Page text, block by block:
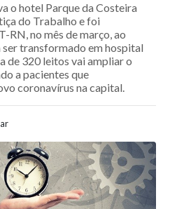
o hotel Parque da Costeira
do Trabalho e foi
no mês de março, ao
transformado em hospital
de 320 leitos vai ampliar o
a pacientes que
coronavírus na capital.
posts